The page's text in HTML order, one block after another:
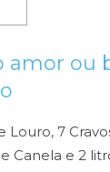
amor ou
Louro, 7
Canela e 2